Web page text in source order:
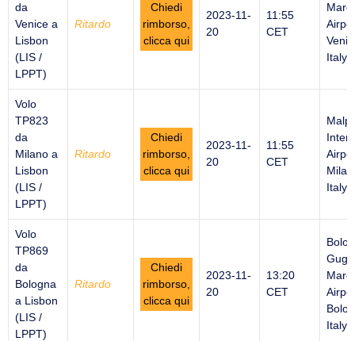
da
Venice a
Lisbon
(LIS /
LPPT)
Ritardo
Chiedi
rimborso,
clicca qui
2023-11-
20
11:55
CET
Italy
Volo
TP823
da
Milano a
Lisbon
(LIS /
LPPT)
Ritardo
Chiedi
rimborso,
clicca qui
2023-11-
20
11:55
CET
Italy
Volo
TP869
da
Bologna
a Lisbon
(LIS /
LPPT)
Ritardo
Chiedi
rimborso,
clicca qui
2023-11-
20
13:20
CET
Italy